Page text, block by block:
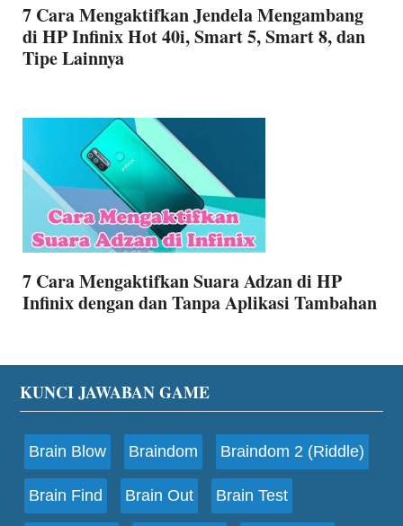
7 Cara Mengaktifkan Jendela Mengambang
di HP Infinix Hot 40i, Smart 5, Smart 8, dan
Tipe Lainnya
7 Cara Mengaktifkan Suara Adzan di HP
Infinix dengan dan Tanpa Aplikasi Tambahan
Footer
KUNCI JAWABAN GAME
Brain Blow Braindom Braindom 2 (Riddle)
Brain Find Brain Out Brain Test